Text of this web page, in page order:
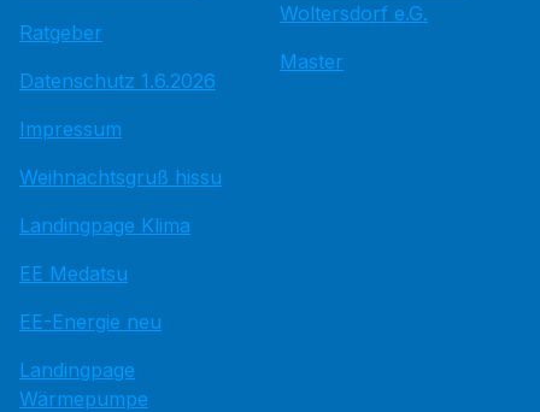
Ratgeber
Datenschutz 1.6.2026
Impressum
Weihnachtsgruß hissu
Landingpage Klima
EE Medatsu
EE-Energie neu
Landingpage
Wärmepumpe
Woltersdorf e.G.
Master